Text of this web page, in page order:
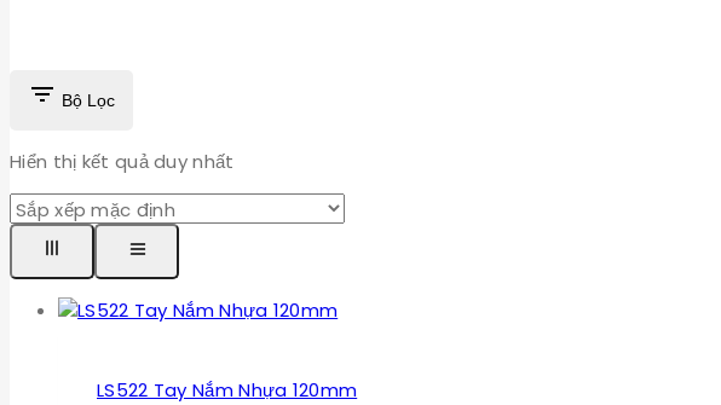
Bộ Lọc
Hiển thị kết quả duy nhất
LS522 Tay Nắm Nhựa 120mm